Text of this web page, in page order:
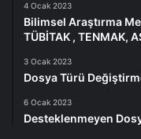
4 Ocak 2023
Bilimsel Araştırma
TÜBİTAK , TENMAK,
3 Ocak 2023
Dosya Türü
6 Ocak 2023
Desteklenmeyen